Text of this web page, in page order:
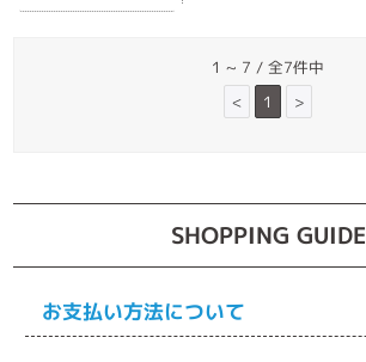
1 ~ 7 / 全7件中
<
1 >
SHOPPING GUIDE
お支払い方法について